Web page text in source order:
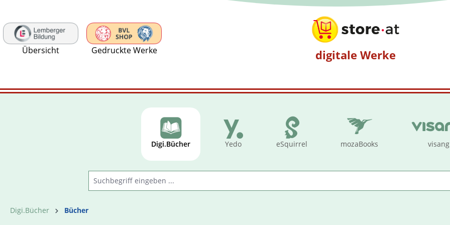
Übersicht Gedruckte Werke digitale Werke
Digi.Bücher Yedo eSquirrel mozaBooks visang
Digi.Bücher Bücher